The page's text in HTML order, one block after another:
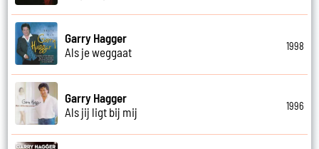
Garry Hagger
Als je weggaat
1998
Garry Hagger
Als jij ligt bij mij
1996